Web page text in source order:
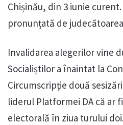
Chișinău, din 3 iunie
pronunțată de
Invalidarea alegerilor vine
Socialiștilor a înaintat la
Circumscripție două
liderul Platformei DA că ar
electorală în ziua turului